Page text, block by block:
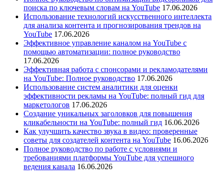
поиска по ключевым словам на YouTube 17.06.2026
Использование технологий искусственного интеллекта
для анализа контента и прогнозирования трендов на
YouTube 17.06.2026
Эффективное управление каналом на YouTube с
помощью автоматизации: полное руководство
17.06.2026
Эффективная работа с спонсорами и рекламодателями
на YouTube: Полное руководство 17.06.2026
Использование систем аналитики для оценки
эффективности рекламы на YouTube: полный гид для
маркетологов 17.06.2026
Создание уникальных заголовков для повышения
кликабельности на YouTube: полный гид 16.06.2026
Как улучшить качество звука в видео: проверенные
советы для создателей контента на YouTube 16.06.2026
Полное руководство по работе с условиями и
требованиями платформы YouTube для успешного
ведения канала 16.06.2026